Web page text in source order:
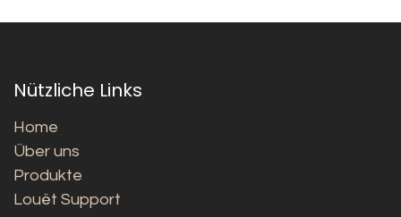
Nützliche Links
Home
Über uns
Produkte
Louët Support